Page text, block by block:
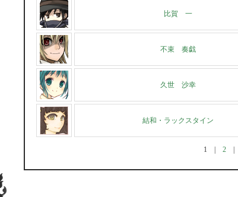
比賀 一
不束 奏戯
久世 沙幸
結和・ラックスタイン
1 2|